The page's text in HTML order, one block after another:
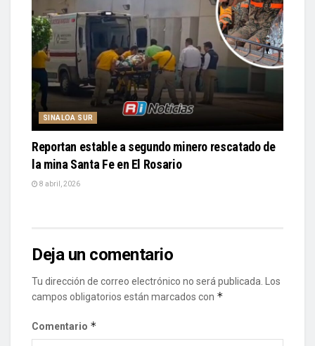
SINALOA SUR
Reportan estable a segundo minero rescatado de
la mina Santa Fe en El Rosario
8 abril, 2026
Deja un comentario
Tu dirección de correo electrónico no será publicada.
Los
campos obligatorios están marcados con *
Comentario *